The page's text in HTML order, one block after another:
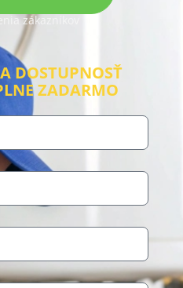
zákazníkov
DOSTUPNOSŤ
ZADARMO